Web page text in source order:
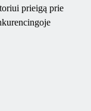
prieigą prie